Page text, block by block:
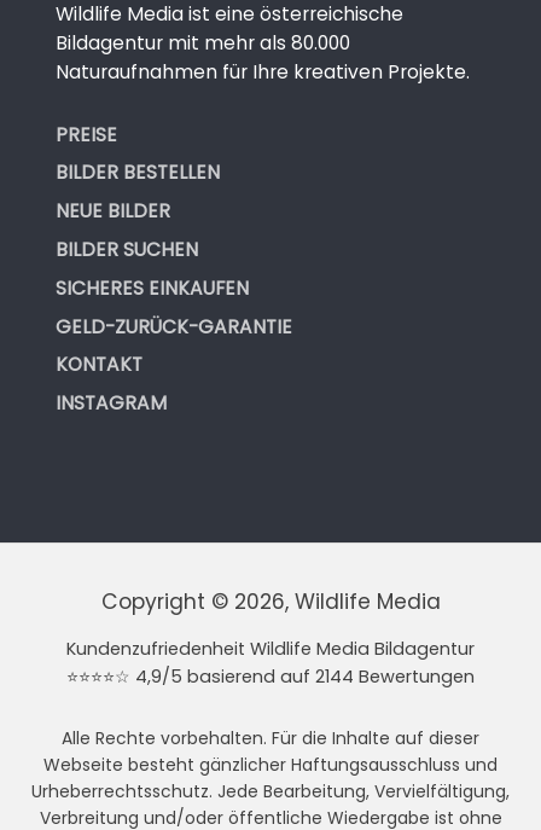
Wildlife Media ist eine österreichische
Bildagentur mit mehr als 80.000
Naturaufnahmen für Ihre kreativen Projekte.
PREISE
BILDER BESTELLEN
NEUE BILDER
BILDER SUCHEN
SICHERES EINKAUFEN
GELD-ZURÜCK-GARANTIE
KONTAKT
INSTAGRAM
Copyright © 2026, Wildlife Media
Kundenzufriedenheit Wildlife Media Bildagentur
⭐⭐⭐⭐☆ 4,9/5 basierend auf 2144 Bewertungen
Alle Rechte vorbehalten. Für die Inhalte auf dieser
Webseite besteht gänzlicher Haftungsausschluss und
Urheberrechtsschutz. Jede Bearbeitung, Vervielfältigung,
Verbreitung und/oder öffentliche Wiedergabe ist ohne